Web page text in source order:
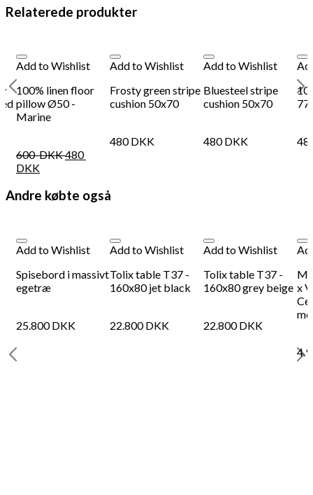
Relaterede produkter
Add to Wishlist
100% linen floor
pillow Ø50 -
Marine
600DKK480
DKK
Add to Wishlist
Frosty green stripe
cushion 50x70
480DKK
Add to Wishlist
Bluesteel stripe
cushion 50x70
480DKK
Andre købte også
Add to Wishlist
Spisebord i massivt
egetræ
25.800DKK
Add to Wishlist
Tolix table T37 -
160x80 jet black
22.800DKK
Add to Wishlist
Tolix table T37 -
160x80 grey beige
22.800DKK
x